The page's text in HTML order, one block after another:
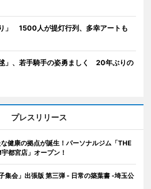
」 1500人が提灯行列、多幸アートも
」、若手騎手の姿勇ましく 20年ぶりの
プレスリリース
健康の拠点が誕生！パーソナルジム「THE
都宮店」オープン！
集会」出張版 第三弾 - 日常の築葉書 -埼玉公